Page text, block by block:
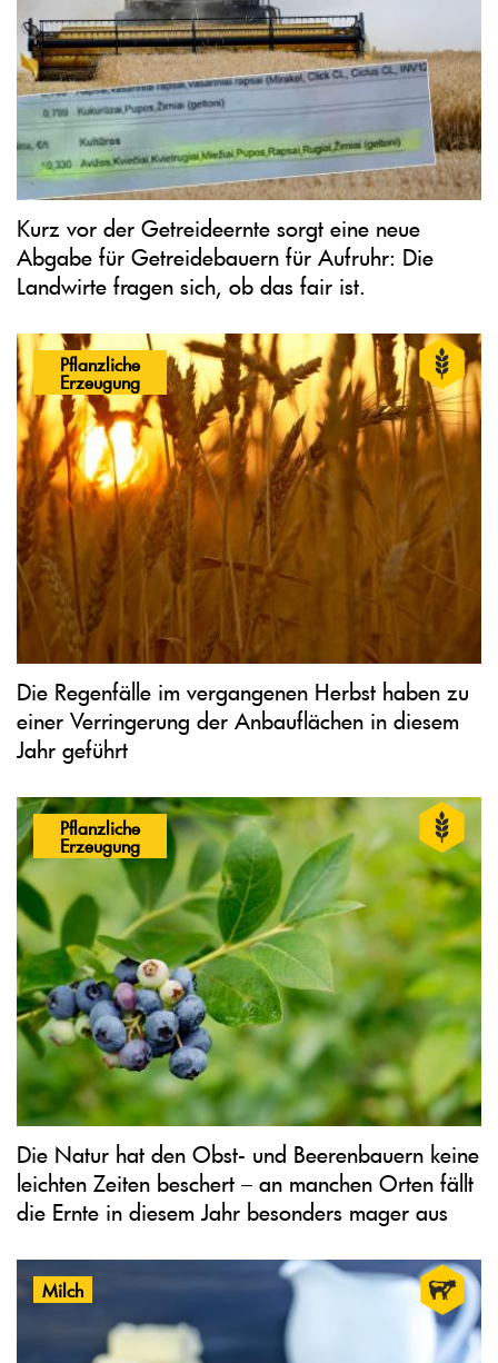
Kurz vor der Getreideernte sorgt eine neue
Abgabe für Getreidebauern für Aufruhr: Die
Landwirte fragen sich, ob das fair ist.
Pflanzliche
Erzeugung
Die Regenfälle im vergangenen Herbst haben zu
einer Verringerung der Anbauflächen in diesem
Jahr geführt
Pflanzliche
Erzeugung
Die Natur hat den Obst- und Beerenbauern keine
leichten Zeiten beschert – an manchen Orten fällt
die Ernte in diesem Jahr besonders mager aus
Milch